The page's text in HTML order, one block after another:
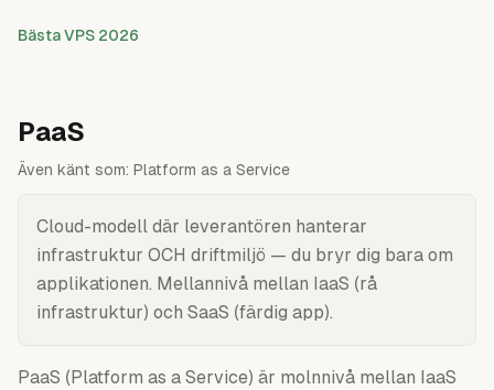
Bästa VPS 2026
PaaS
Även känt som: Platform as a Service
Cloud-modell där leverantören hanterar
infrastruktur OCH driftmiljö — du bryr dig bara om
applikationen. Mellannivå mellan IaaS (rå
infrastruktur) och SaaS (färdig app).
PaaS (Platform as a Service) är molnnivå mellan IaaS